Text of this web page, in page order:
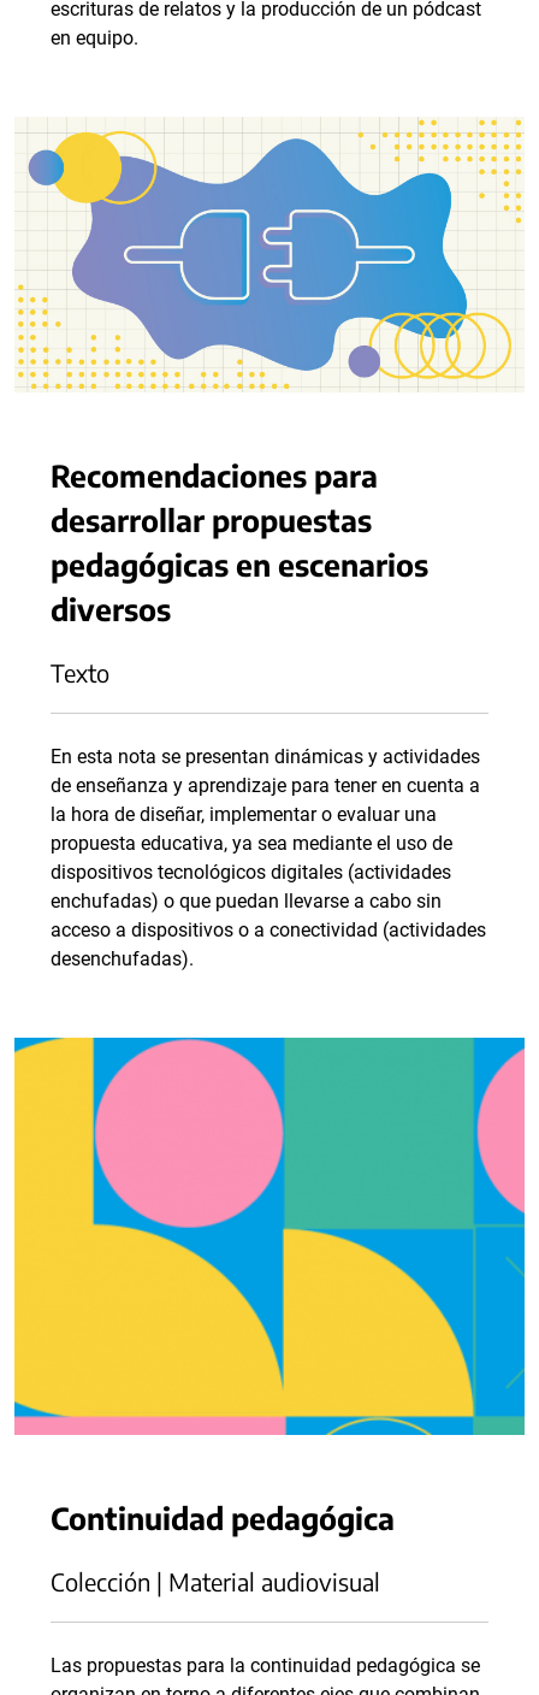
escrituras de relatos y la producción de un pódcast
en equipo.
Recomendaciones para
desarrollar propuestas
pedagógicas en escenarios
diversos
Texto
En esta nota se presentan dinámicas y actividades
de enseñanza y aprendizaje para tener en cuenta a
la hora de diseñar, implementar o evaluar una
propuesta educativa, ya sea mediante el uso de
dispositivos tecnológicos digitales (actividades
enchufadas) o que puedan llevarse a cabo sin
acceso a dispositivos o a conectividad (actividades
desenchufadas).
Continuidad pedagógica
Colección | Material audiovisual
Las propuestas para la continuidad pedagógica se